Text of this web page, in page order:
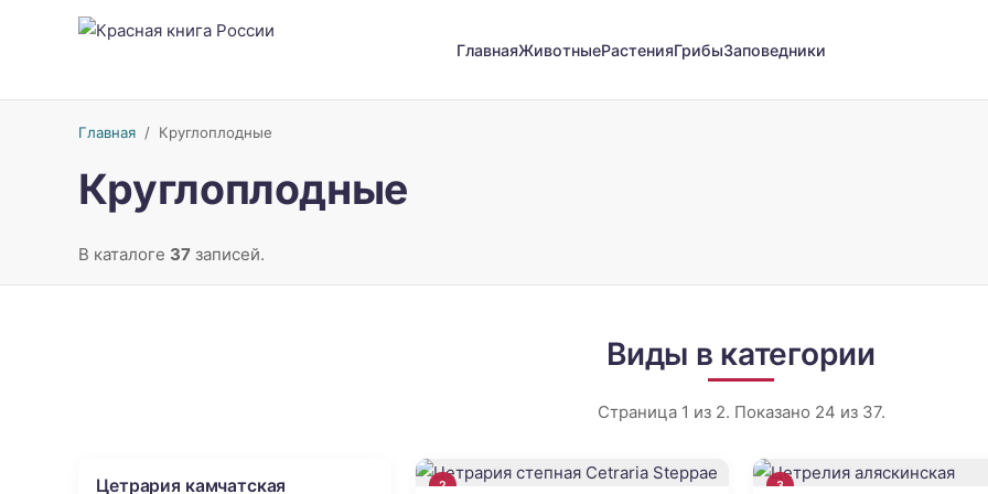
ГлавнаяЖивотныеРастенияГрибыЗаповедники
Главная/ Круглоплодные
Круглоплодные
В каталоге 37записей.
Виды в категории
Страница 1 из 2. Показано 24 из 37.
Цетрария камчатская 2 3